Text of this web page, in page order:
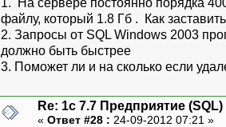
файлу, который 1.8 Гб . Как
2. Запросы от SQL Windows 2003
должно быть быстрее
3. Поможет ли и на сколько если
Re: 1с 7.7 Предприятие
« Ответ #28 : 24-09-2012 07:21 »